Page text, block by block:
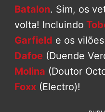
Batalon. Sim, os
volta! Incluindo
Garfield e os
Dafoe (Duende
Molina (Doutor
Foxx (Electro)!